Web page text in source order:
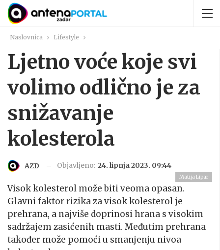
Naslovnica Lifestyle
Ljetno voće koje svi
volimo odlično je za
snižavanje
kolesterola
AZD Objavljeno: 24. lipnja 2023. 09:44
Matija Lipar
Visok kolesterol može biti veoma opasan.
Glavni faktor rizika za visok kolesterol je
prehrana, a najviše doprinosi hrana s visokim
sadržajem zasićenih masti. Međutim prehrana
također može pomoći u smanjenju nivoa